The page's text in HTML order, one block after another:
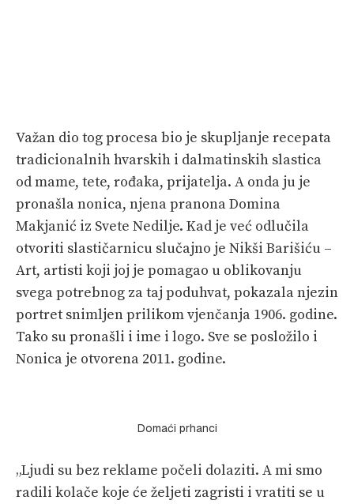
Važan dio tog procesa bio je skupljanje recepata
tradicionalnih hvarskih i dalmatinskih slastica
od mame, tete, rođaka, prijatelja. A onda ju je
pronašla nonica, njena pranona Domina
Makjanić iz Svete Nedilje. Kad je već odlučila
otvoriti slastičarnicu slučajno je Nikši Barišiću –
Art, artisti koji joj je pomagao u oblikovanju
svega potrebnog za taj poduhvat, pokazala njezin
portret snimljen prilikom vjenčanja 1906. godine.
Tako su pronašli i ime i logo. Sve se posložilo i
Nonica je otvorena 2011. godine.
Domaći prhanci
„Ljudi su bez reklame počeli dolaziti. A mi smo
radili kolače koje će željeti zagristi i vratiti se u